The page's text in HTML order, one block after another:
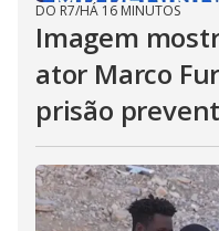
DO R7/HÁ 16 MINUTOS
Imagem
ator Marco
prisão